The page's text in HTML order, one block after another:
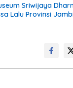
Sriwijaya
Lalu Provinsi